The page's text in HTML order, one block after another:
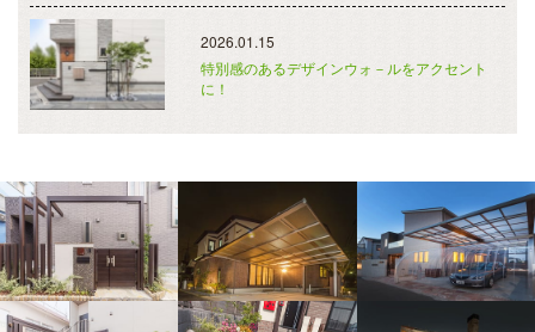
2026.01.15
特別感のあるデザインウォ－ルをアクセント
に！